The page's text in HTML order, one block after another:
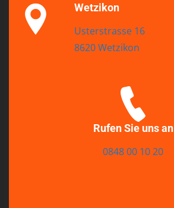
Wetzikon
Usterstrasse 16
8620 Wetzikon
Rufen Sie uns an
0848 00 10 20